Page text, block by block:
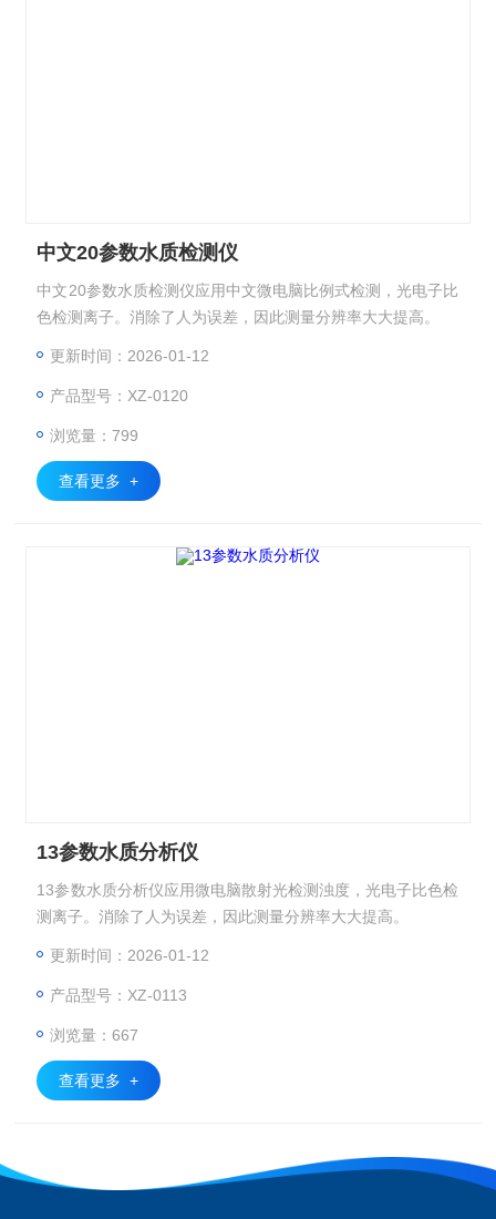
中文20参数水质检测仪
中文20参数水质检测仪应用中文微电脑比例式检测，光电子比
色检测离子。消除了人为误差，因此测量分辨率大大提高。
更新时间：2026-01-12
产品型号：XZ-0120
浏览量：799
查看更多 +
13参数水质分析仪
13参数水质分析仪应用微电脑散射光检测浊度，光电子比色检
测离子。消除了人为误差，因此测量分辨率大大提高。
更新时间：2026-01-12
产品型号：XZ-0113
浏览量：667
查看更多 +